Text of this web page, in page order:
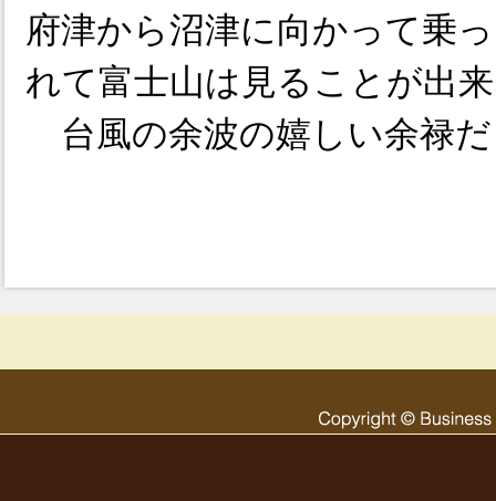
府津から沼津に向かって乗
れて富士山は見ることが出
台風の余波の嬉しい余禄